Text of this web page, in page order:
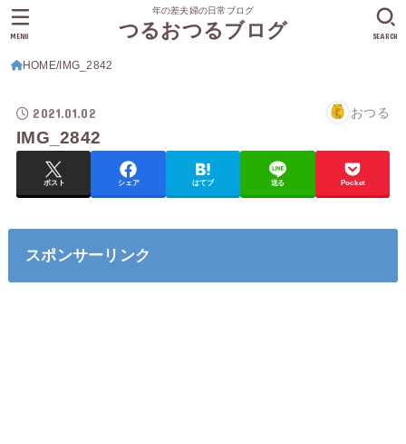
年の差夫婦の日常ブログ
つるおつるブログ SEARCH
MENU
HOME IMG_2842
2021.01.02 おつる
IMG_2842
ポスト シェア はてブ 送る Pocket
スポンサーリンク